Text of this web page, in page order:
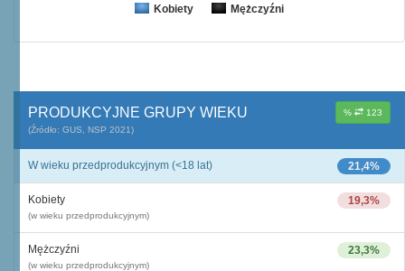
Kobiety Mężczyźni
% 123
PRODUKCYJNE GRUPY WIEKU
(Źródło: GUS, NSP 2021)
21,4%
W wieku przedprodukcyjnym (<18 lat)
19,3%
Kobiety
(w wieku przedprodukcyjnym)
23,3%
Mężczyźni
(w wieku przedprodukcyjnym)